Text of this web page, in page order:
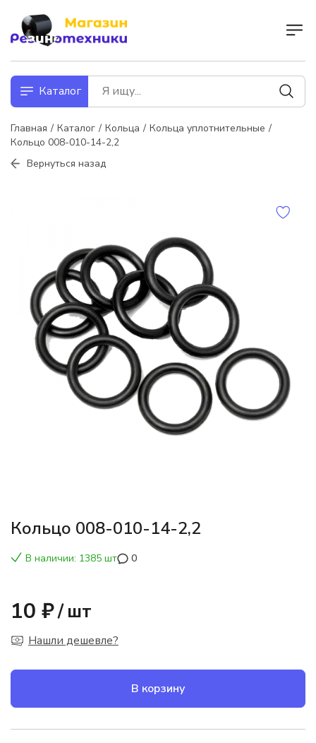
Каталог
Главная Каталог Кольца
Кольца уплотнительные
Кольцо 008-010-14-2,2
Вернуться назад
Кольцо 008-010-14-2,2
В наличии: 1385 шт 0
10 ₽/ шт
Нашли дешевле?
В корзину